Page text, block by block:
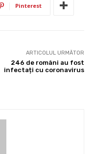
Pinterest
ARTICOLUL URMĂTOR
246 de români au fost
infectați cu coronavirus